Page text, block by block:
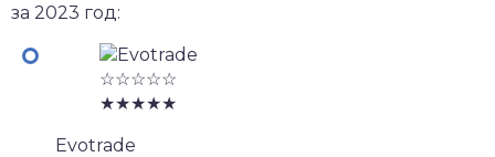
за 2023 год:
☆☆☆☆☆
★★★★★
Evotrade